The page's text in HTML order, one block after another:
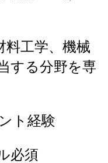
料工学、機械
する分野を専
ト経験
必須